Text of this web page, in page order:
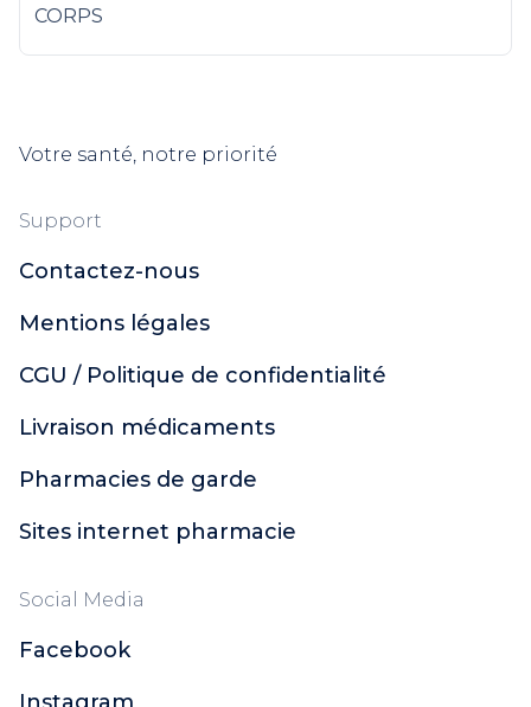
CORPS
Votre santé, notre priorité
Support
Contactez-nous
Mentions légales
CGU / Politique de confidentialité
Livraison médicaments
Pharmacies de garde
Sites internet pharmacie
Social Media
Facebook